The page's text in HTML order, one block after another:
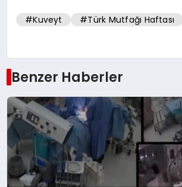
#Kuveyt #Türk Mutfağı Haftası
Benzer Haberler